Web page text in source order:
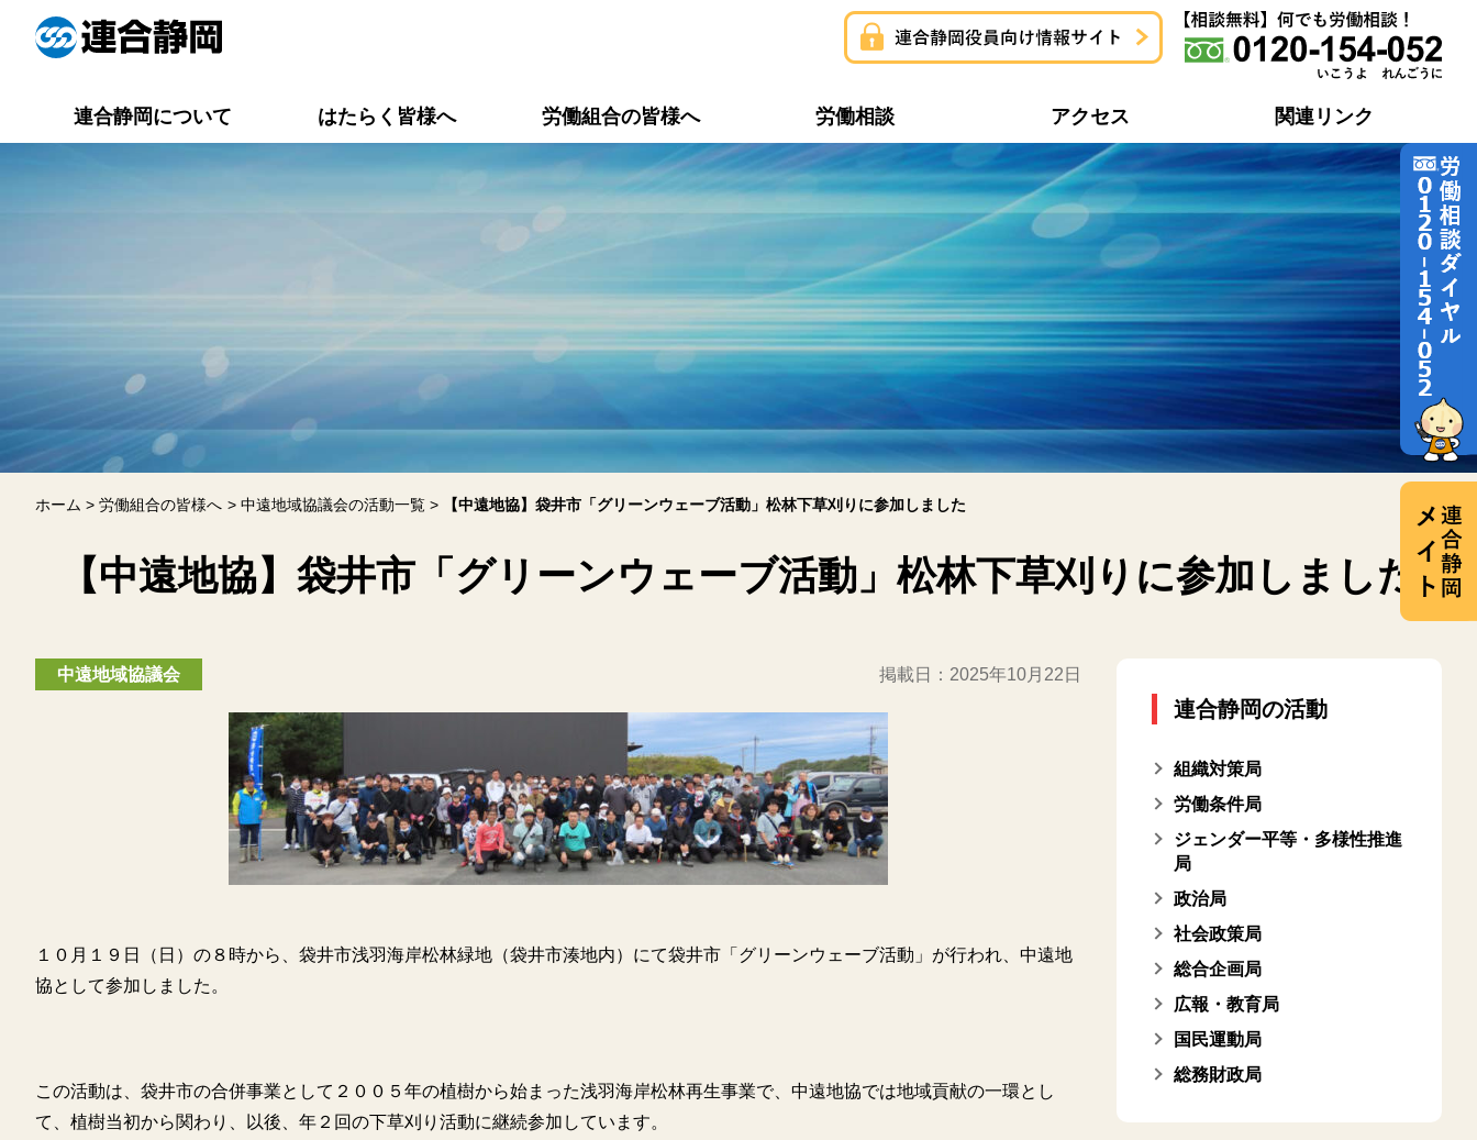
連合静岡について
構成組織一覧 地域協議会一覧
専門委員会
はたらく皆様へ
連合静岡ユニオン 労働問題どう解決するの？
労働組合の皆様へ
推薦・支持議員一覧 地域協議会活動報告一覧
資料集一覧
労働相談 アクセス 関連リンク
ホーム 労働組合の皆様へ 中遠地域協議会の活動一覧 【中遠地協】袋井市「グリーンウェーブ活動」松林下草刈りに参加しました
【中遠地協】袋井市「グリーンウェーブ活動」松林下草刈りに参加しました
中遠地域協議会 掲載日： 2025年10月22日
１０月１９日（日）の８時から、袋井市浅羽海岸松林緑地（袋井市湊地内）にて袋井市「グリーンウェーブ活動」が行われ、中遠地
協として参加しました。
この活動は、袋井市の合併事業として２００５年の植樹から始まった浅羽海岸松林再生事業で、中遠地協では地域貢献の一環とし
て、植樹当初から関わり、以後、年２回の下草刈り活動に継続参加しています。
連合静岡の活動
組織対策局
労働条件局
ジェンダー平等・多様性推進
局
政治局
社会政策局
総合企画局
広報・教育局
国民運動局
総務財政局